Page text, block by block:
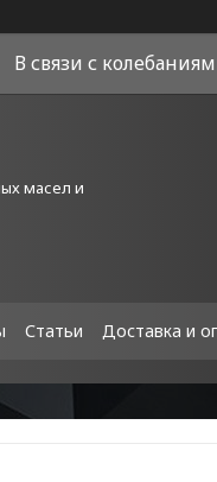
В связи с
масел и
Статьи Доставка и